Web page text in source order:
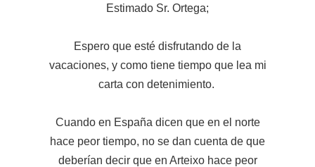
Estimado Sr. Ortega;
Espero que esté disfrutando de la
vacaciones, y como tiene tiempo que lea mi
carta con detenimiento.
Cuando en España dicen que en el norte
hace peor tiempo, no se dan cuenta de que
deberían decir que en Arteixo hace peor